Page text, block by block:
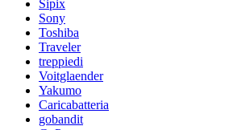
Sipix
Sony
Toshiba
Traveler
treppiedi
Voitglaender
Yakumo
Caricabatteria
gobandit